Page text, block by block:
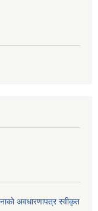
अवधारणापत्र स्वीकृत